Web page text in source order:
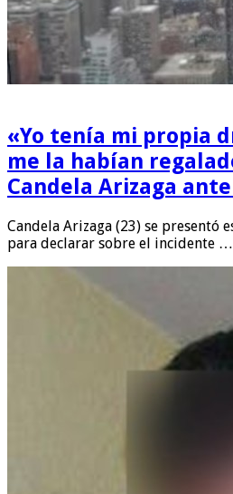
«Yo tenía mi propia
me la habían
Candela Arizaga
Candela Arizaga (23) se presentó
para declarar sobre el incidente …